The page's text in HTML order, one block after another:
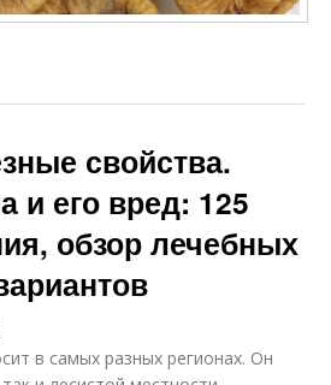
свойства.
и его вред: 125
обзор лечебных
в самых разных регионах. Он